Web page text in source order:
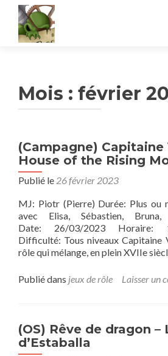
Mois : février
(Campagne) Capitaine
House of the Rising
Publié le 26 février 2023
MJ: Piotr (Pierre) Durée: Plus ou
avec Elisa, Sébastien, Bruna,
Date: 26/03/2023 Horaire:
Difficulté: Tous niveaux Capitaine
rôle qui mélange, en plein XVIIe
Publié dans jeux de rôle Laisser un
(OS) Rêve de dragon –
d’Estaballa